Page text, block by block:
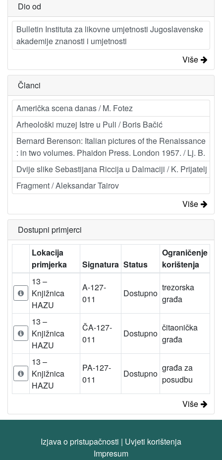
Dio od
Bulletin Instituta za likovne umjetnosti Jugoslavenske
akademije znanosti i umjetnosti
Više
Članci
Američka scena danas / M. Fotez
Arheološki muzej Istre u Puli / Boris Bačić
Bernard Berenson: Italian pictures of the Renaissance
: in two volumes. Phaidon Press. London 1957. / Lj. B.
Dvije slike Sebastijana Riccija u Dalmaciji / K. Prijatelj
Fragment / Aleksandar Tairov
Više
Dostupni primjerci
Lokacija
primjerka
Signatura Status
Ograničenje
korištenja
13 –
Knjižnica
HAZU
A-127-
011
Dostupno
trezorska
građa
13 –
Knjižnica
HAZU
ČA-127-
011
Dostupno
čitaonička
građa
13 –
Knjižnica
HAZU
PA-127-
011
Dostupno
građa za
posudbu
Više
Izjava o pristupačnosti | Uvjeti korištenja
Impresum